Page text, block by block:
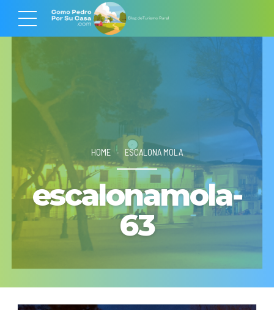
HOME ESCALONA MOLA
escalonamola-
63